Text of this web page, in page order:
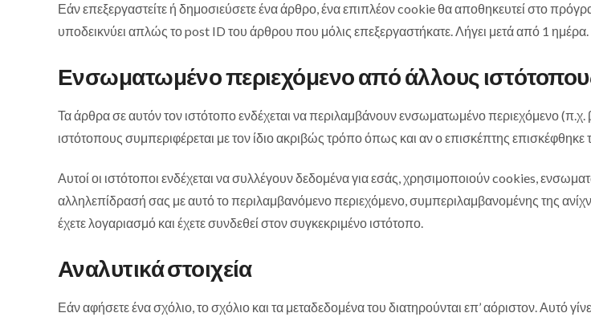
Εάν επεξεργαστείτε ή δημοσιεύσετε ένα άρθρο, ένα επιπλέον cookie θα αποθηκευτεί στο
υποδεικνύει απλώς το post ID του άρθρου που μόλις επεξεργαστήκατε. Λήγει μετά από 1 ημέρα.
Ενσωματωμένο περιεχόμενο από άλλους
Τα άρθρα σε αυτόν τον ιστότοπο ενδέχεται να περιλαμβάνουν ενσωματωμένο περιεχόμενο
ιστότοπους συμπεριφέρεται με τον ίδιο ακριβώς τρόπο όπως και αν ο επισκέπτης επισκέφθηκε
Αυτοί οι ιστότοποι ενδέχεται να συλλέγουν δεδομένα για εσάς, χρησιμοποιούν cookies,
αλληλεπίδρασή σας με αυτό το περιλαμβανόμενο περιεχόμενο, συμπεριλαμβανομένης της
έχετε λογαριασμό και έχετε συνδεθεί στον συγκεκριμένο ιστότοπο.
Αναλυτικά στοιχεία
Εάν αφήσετε ένα σχόλιο, το σχόλιο και τα μεταδεδομένα του διατηρούνται επ’ αόριστον. Αυτό